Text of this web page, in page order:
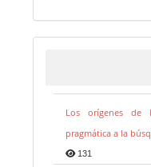
Los orígenes de
pragmática a la
131